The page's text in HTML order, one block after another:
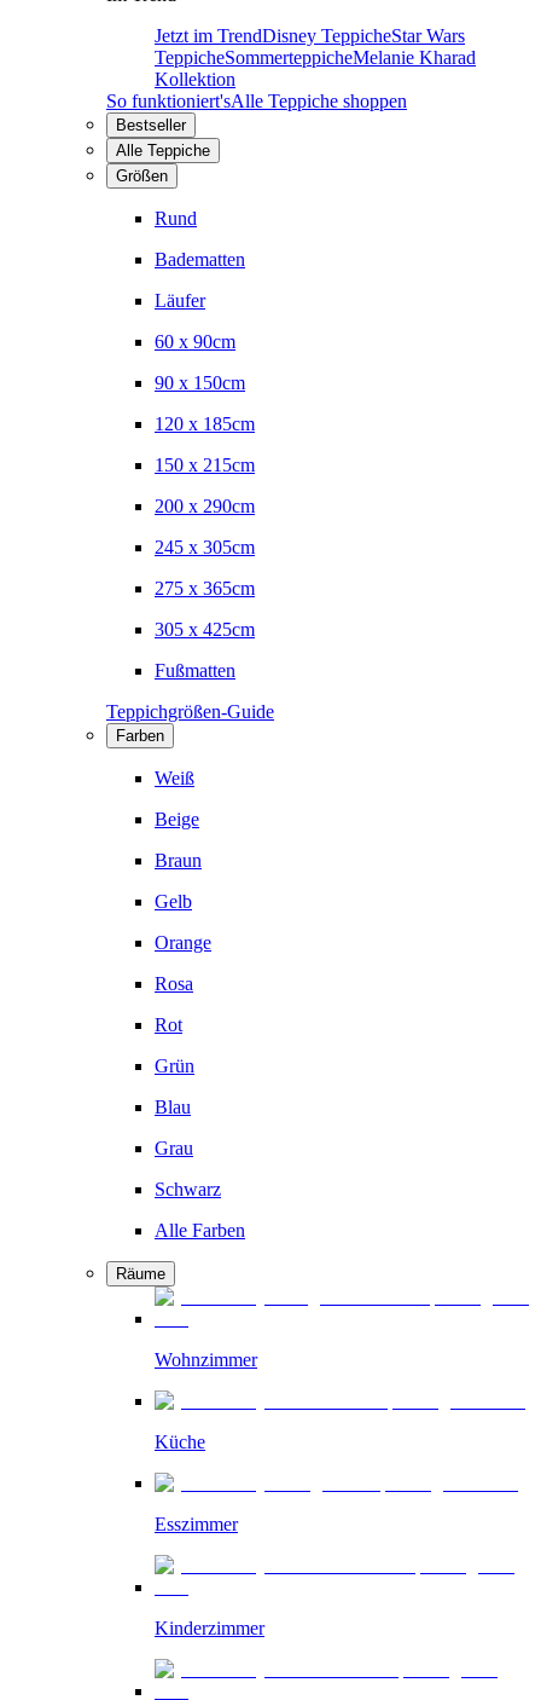
Jetzt im TrendDisney TeppicheStar Wars
TeppicheSommerteppicheMelanie Kharad
Kollektion
So funktioniert'sAlle Teppiche shoppen
Bestseller
Alle Teppiche
Größen
Rund
Badematten
Läufer
60 x 90cm
90 x 150cm
120 x 185cm
150 x 215cm
200 x 290cm
245 x 305cm
275 x 365cm
305 x 425cm
Fußmatten
Teppichgrößen-Guide
Farben
Weiß
Beige
Braun
Gelb
Orange
Rosa
Rot
Grün
Blau
Grau
Schwarz
Alle Farben
Räume
Wohnzimmer
Küche
Esszimmer
Kinderzimmer